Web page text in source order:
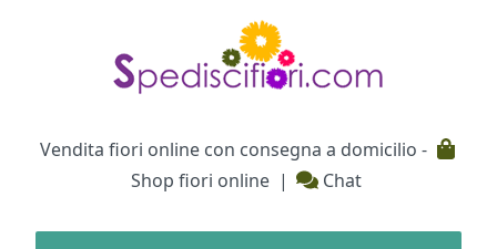
Vendita fiori online con consegna a domicilio -
Shop fiori online | Chat